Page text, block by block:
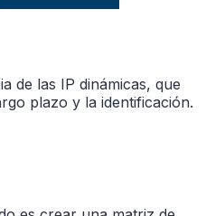
de las IP dinámicas, que
plazo y la identificación.